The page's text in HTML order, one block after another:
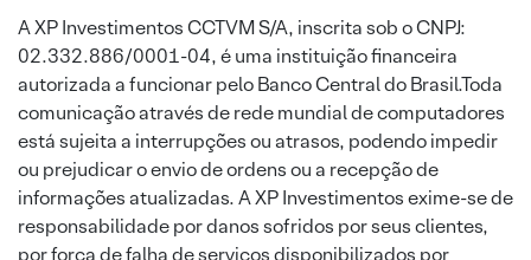
A XP Investimentos CCTVM S/A, inscrita sob o CNPJ:
02.332.886/0001-04, é uma instituição financeira
autorizada a funcionar pelo Banco Central do Brasil.Toda
comunicação através de rede mundial de computadores
está sujeita a interrupções ou atrasos, podendo impedir
ou prejudicar o envio de ordens ou a recepção de
informações atualizadas. A XP Investimentos exime-se de
responsabilidade por danos sofridos por seus clientes,
por força de falha de serviços disponibilizados por